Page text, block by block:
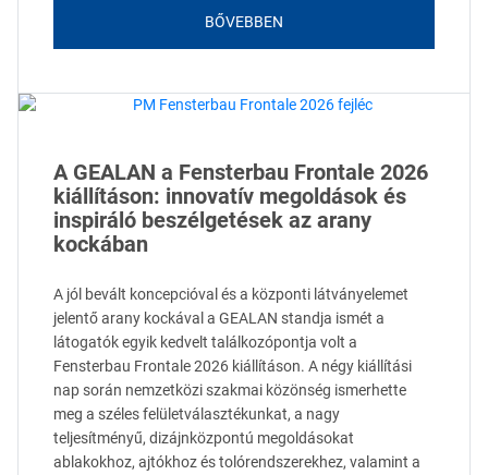
BŐVEBBEN
A GEALAN a Fensterbau Frontale 2026
kiállításon: innovatív megoldások és
inspiráló beszélgetések az arany
kockában
A jól bevált koncepcióval és a központi látványelemet
jelentő arany kockával a GEALAN standja ismét a
látogatók egyik kedvelt találkozópontja volt a
Fensterbau Frontale 2026 kiállításon. A négy kiállítási
nap során nemzetközi szakmai közönség ismerhette
meg a széles felületválasztékunkat, a nagy
teljesítményű, dizájnközpontú megoldásokat
ablakokhoz, ajtókhoz és tolórendszerekhez, valamint a